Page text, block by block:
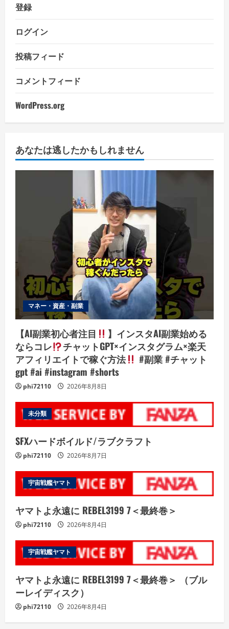
登録
ログイン
投稿フィード
コメントフィード
WordPress.org
あなたは逃したかもしれません
マネー・資産・副業
【AI副業初心者注目
】インスタAI副業始める
ならコレ
チャットGPT×インスタグラム×楽天
アフィリエイトで稼ぐ方法
#副業 #チャット
gpt #ai #instagram #shorts
phi72110 2026年8月8日
未分類
SFXハードボイルド/ラブクラフト
phi72110 2026年8月7日
宇宙戦艦ヤマト
ヤマトよ永遠に REBEL3199 7＜最終巻＞
phi72110 2026年8月4日
宇宙戦艦ヤマト
ヤマトよ永遠に REBEL3199 7＜最終巻＞ （ブル
ーレイディスク）
phi72110 2026年8月4日